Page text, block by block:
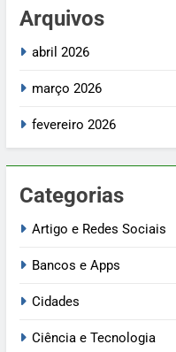
Arquivos
abril 2026
março 2026
fevereiro 2026
Categorias
Artigo e Redes Sociais
Bancos e Apps
Cidades
Ciência e Tecnologia